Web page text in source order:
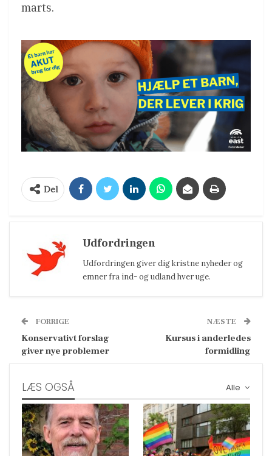
marts.
Del
Udfordringen
Udfordringen giver dig kristne nyheder og
emner fra ind- og udland hver uge.
FORRIGE
Konservativt forslag
giver nye problemer
NÆSTE
Kursus i anderledes
formidling
Alle
LÆS OGSÅ